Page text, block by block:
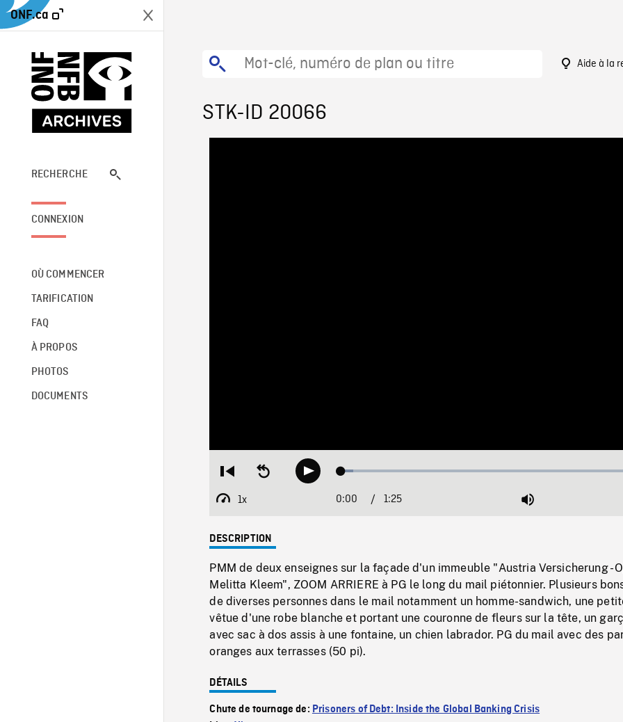
ONF.ca
RECHERCHE
CONNEXION
OÙ COMMENCER
TARIFICATION
FAQ
À PROPOS
PHOTOS
DOCUMENTS
Aide à la
STK-ID 20066
Restart
beginning
Seek
backwardPlay Loaded:
1x
Playback
Current
0:00 / 1:25 Mute
DESCRIPTION
PMM de deux enseignes sur la façade d'un immeuble "Austria Versicherung -
Melitta Kleem", ZOOM ARRIERE à PG le long du mail piétonnier. Plusieurs
de diverses personnes dans le mail notamment un homme-sandwich, une
vêtue d'une robe blanche et portant une couronne de fleurs sur la tête, un
avec sac à dos assis à une fontaine, un chien labrador. PG du mail avec des
oranges aux terrasses (50 pi).
DÉTAILS
Chute de tournage de: Prisoners of Debt: Inside the Global Banking Crisis